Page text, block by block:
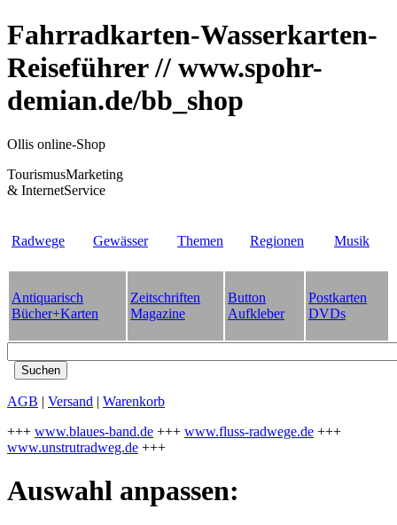
Fahrradkarten-Wasserkarten-
Reiseführer // www.spohr-
demian.de/bb_shop
Ollis online-Shop
TourismusMarketing
& InternetService
Radwege Gewässer Themen Regionen Musik
Antiquarisch
Bücher+Karten
Zeitschriften
Magazine
Button
Aufkleber
Postkarten
DVDs
AGB | Versand | Warenkorb
+++ www.blaues-band.de +++ www.fluss-radwege.de +++
www.unstrutradweg.de +++
Auswahl anpassen: